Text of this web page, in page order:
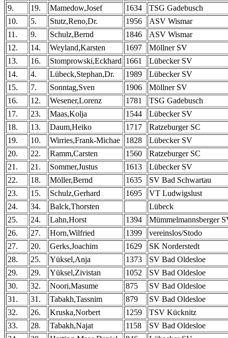
9.
19. Mamedow,Josef 1634
TSG Gadebusch
10.
5. Stutz,Reno,Dr. 1956
ASV Wismar
11.
9. Schulz,Bernd 1846
ASV Wismar
12.
14. Weyland,Karsten 1697
Möllner SV
13.
16. Stomprowski,Eckhard 1661
Lübecker SV
14.
4. Lübeck,Stephan,Dr. 1989
Lübecker SV
15.
7. Sonntag,Sven 1906
Möllner SV
16.
12. Wesener,Lorenz 1781
TSG Gadebusch
17.
23. Maas,Kolja 1544
Lübecker SV
18.
13. Daum,Heiko 1717
Ratzeburger SC
19.
10. Wirries,Frank-Michae 1828
Lübecker SV
20.
22. Ramm,Carsten 1560
Ratzeburger SC
21.
21. Sommer,Justus 1613
Lübecker SV
22.
18. Möller,Bernd 1635
SV Bad Schwartau
23.
15. Schulz,Gerhard 1695
VT Ludwigslust
24.
34. Balck,Thorsten
Lübeck
25.
24. Lahn,Horst 1394
Mümmelmannsberger
26.
27. Horn,Wilfried 1399
vereinslos/Stodo
27.
20. Gerks,Joachim 1629
SK Norderstedt
28.
25. Yüksel,Anja 1373
SV Bad Oldesloe
29.
29. Yüksel,Zivistan 1052
SV Bad Oldesloe
30.
32. Noori,Masume 875
SV Bad Oldesloe
31.
31. Tabakh,Tassnim 879
SV Bad Oldesloe
32.
26. Kruska,Norbert 1259
TSV Kücknitz
33.
28. Tabakh,Najat 1158
SV Bad Oldesloe